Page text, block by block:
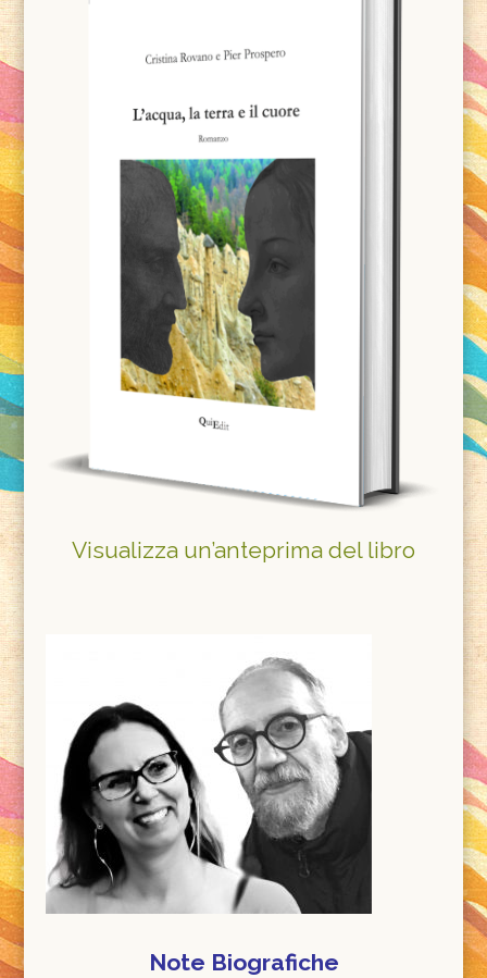
Visualizza un’anteprima del libro
Note Biografiche